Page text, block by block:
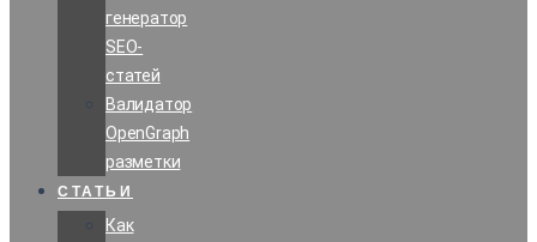
генератор
SEO-
статей
Валидатор
OpenGraph
разметки
СТАТЬИ
Как